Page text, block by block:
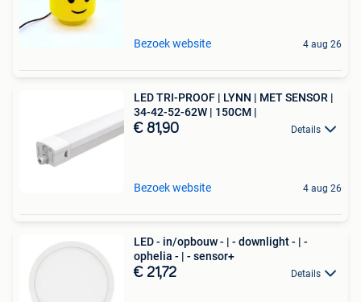
Bezoek website 4 aug 26
LED TRI-PROOF | LYNN | MET SENSOR |
34-42-52-62W | 150CM |
€ 81,90 Details
Bezoek website 4 aug 26
LED - in/opbouw - | - downlight - | -
ophelia - | - sensor+
€ 21,72 Details